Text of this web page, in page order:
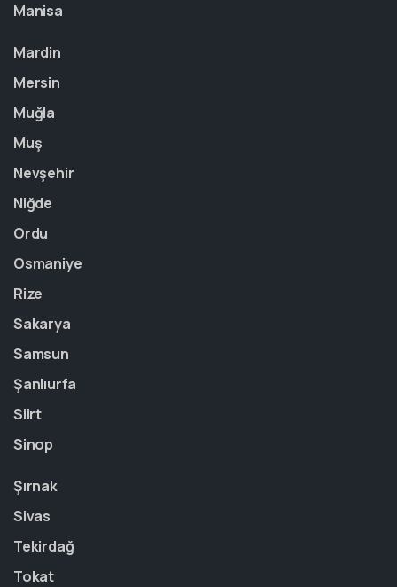
Manisa
Mardin
Mersin
Muğla
Muş
Nevşehir
Niğde
Ordu
Osmaniye
Rize
Sakarya
Samsun
Şanlıurfa
Siirt
Sinop
Şırnak
Sivas
Tekirdağ
Tokat